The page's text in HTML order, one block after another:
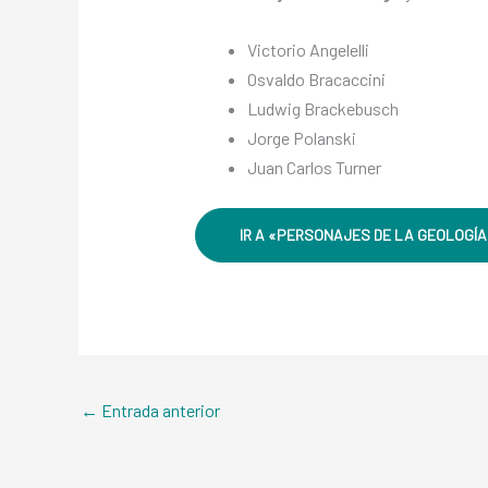
Victorio Angelelli
Osvaldo Bracaccini
Ludwig Brackebusch
Jorge Polanski
Juan Carlos Turner
IR A «PERSONAJES DE LA
← Entrada anterior